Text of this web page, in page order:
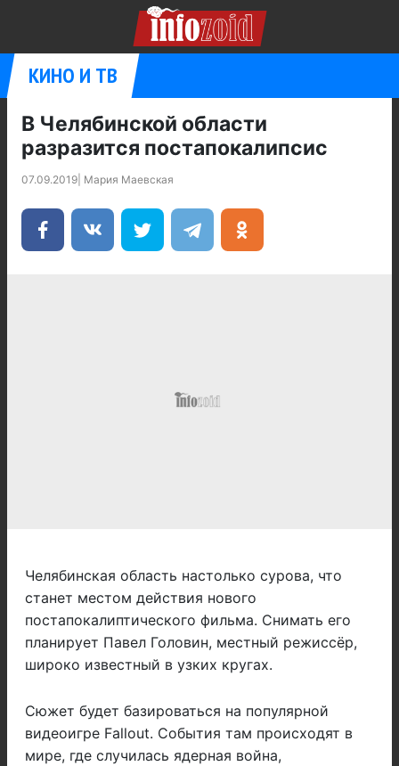
КИНО И ТВ
В Челябинской области
разразится постапокалипсис
07.09.2019 Мария Маевская
Челябинская область настолько сурова, что
станет местом действия нового
постапокалиптического фильма. Снимать его
планирует Павел Головин, местный режиссёр,
широко известный в узких кругах.
Сюжет будет базироваться на популярной
видеоигре Fallout. События там происходят в
мире, где случилась ядерная война,